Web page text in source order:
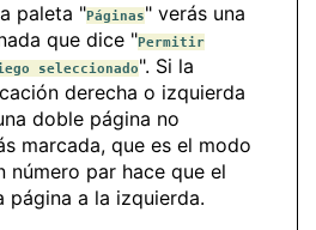
paleta "Páginas" verás una
que dice "Permitir
seleccionado". Si la
derecha o izquierda
doble página no
marcada, que es el modo
número par hace que el
página a la izquierda.